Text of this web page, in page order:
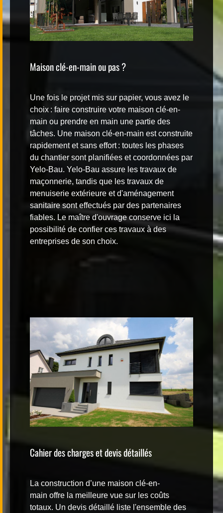
Maison clé-en-main ou pas ?
Une fois le projet mis sur papier, vous avez le
choix : faire construire votre maison clé-en-
main ou prendre en main une partie des
tâches. Une maison clé-en-main est construite
rapidement et sans effort : toutes les phases
du chantier sont planifiées et coordonnées par
Yelo-Bau. Yelo-Bau assure les travaux de
maçonnerie, tandis que les travaux de
menuiserie extérieure et d'aménagement
sanitaire sont effectués par des partenaires
fiables. Le maître d'ouvrage conserve ici la
possibilité de confier ces travaux à des
entreprises de son choix.
Cahier des charges et devis détaillés
La construction d’une maison clé-en-
main offre la meilleure vue sur les coûts
totaux. Un devis détaillé liste l'ensemble des